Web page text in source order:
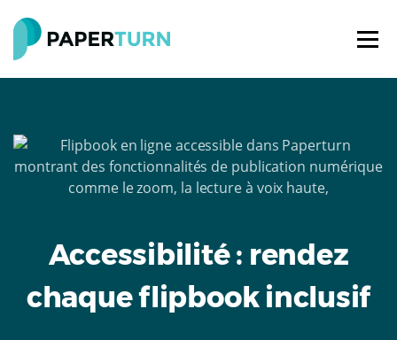
Accessibilité : rendez
chaque flipbook inclusif